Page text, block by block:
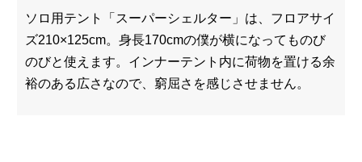
ソロ用テント「スーパーシェルター」は、フロアサイ
ズ210×125cm。身長170cmの僕が横になってものび
のびと使えます。インナーテント内に荷物を置ける余
裕のある広さなので、窮屈さを感じさせません。